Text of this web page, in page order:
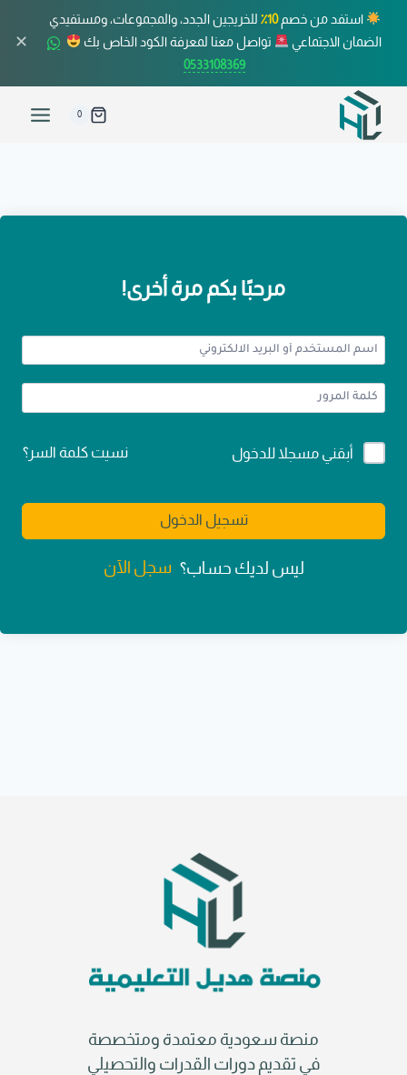
استفد من خصم10٪
للخريجين الجدد، والمجموعات، ومستفيدي
الضمان الاجتماعي
تواصل معنا لمعرفة الكود الخاص بك
0533108369
✕
0
مرحبًا بكم مرة أخرى!
Alternative:
أبقني مسجلا للدخول نسيت كلمة السر؟
تسجيل الدخول
ليس لديك حساب؟ سجل الآن
منصة سعودية معتمدة ومتخصصة
في تقديم دورات القدرات والتحصيلي